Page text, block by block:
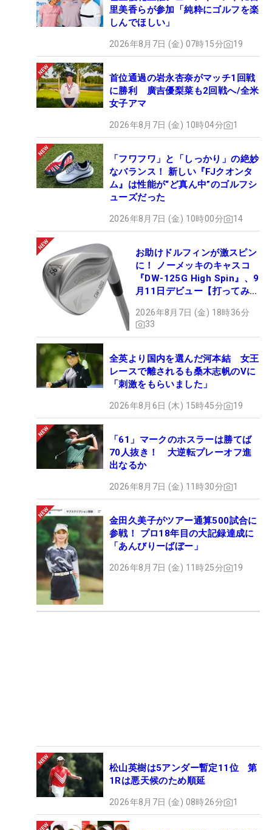
里美香らが参加「純粋にゴルフを楽
しんでほしい」
2026年8月7日 (金) 07時15分 19
首位通過の岩永杏奈がマッチ1回戦
に勝利 廣吉優梨菜も2回戦へ/全米
女子アマ
2026年8月7日 (金) 10時04分 1
「フワフワ」と「しっかり」の絶妙
なバランス！ 新しい『FJクオンタ
ム』は性能が“ど真ん中”のゴルフシ
ューズだった
2026年8月7日 (金) 10時00分 14
お助けドルフィンが激スピン
に！ ノーメッキのキャスコ
『DW-125G High Spin』、9
月11日デビュー【打ってみ
2026年8月7日 (金) 18時36分
33
全英より国内を選んだ河本結 女王
レースで離されるも桑木志帆のVに
「刺激をもらいました」
2026年8月6日 (木) 15時45分 19
「61」マークのホスラーは勝てば
70人抜き！ 大逆転プレーオフ進
出なるか
2026年8月7日 (金) 11時30分 1
金田久美子がツアー通算500試合に
参戦！ プロ18年目の大記録達成に
「あんびりーばぼー」
2026年8月7日 (金) 11時25分 19
松山英樹は5アンダー暫定11位 第
1Rは悪天候のため順延
2026年8月7日 (金) 08時26分 1